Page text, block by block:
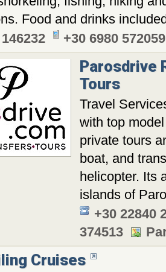
Food and drinks
+30 6980 572059
Parosdrive
Tours
Travel
with top
private tours
boat, and
helicopter. Its
islands of
+30 22840
374513
Cruises